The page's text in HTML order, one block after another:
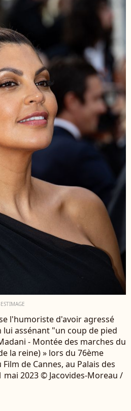
l'humoriste d'avoir agressé
lui assénant "un coup de pied
- Montée des marches du
la reine) » lors du 76ème
de Cannes, au Palais des
mai 2023 © Jacovides-Moreau /